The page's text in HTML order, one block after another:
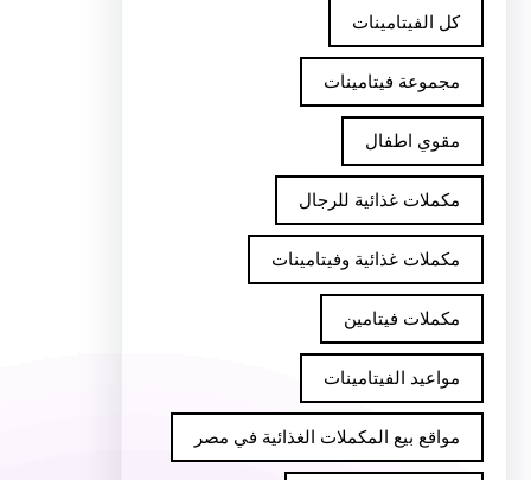
كل الفيتامينات
مجموعة فيتامينات
مقوي اطفال
مكملات غذائية للرجال
مكملات غذائية وفيتامينات
مكملات فيتامين
مواعيد الفيتامينات
مواقع بيع المكملات الغذائية في مصر